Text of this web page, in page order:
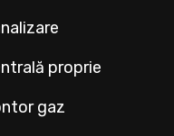
proprie
gaz